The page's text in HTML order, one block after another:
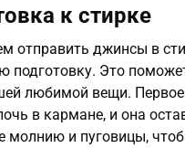
к стирке
отправить джинсы в
подготовку. Это
любимой вещи.
в кармане, и она
молнию и пуговицы,